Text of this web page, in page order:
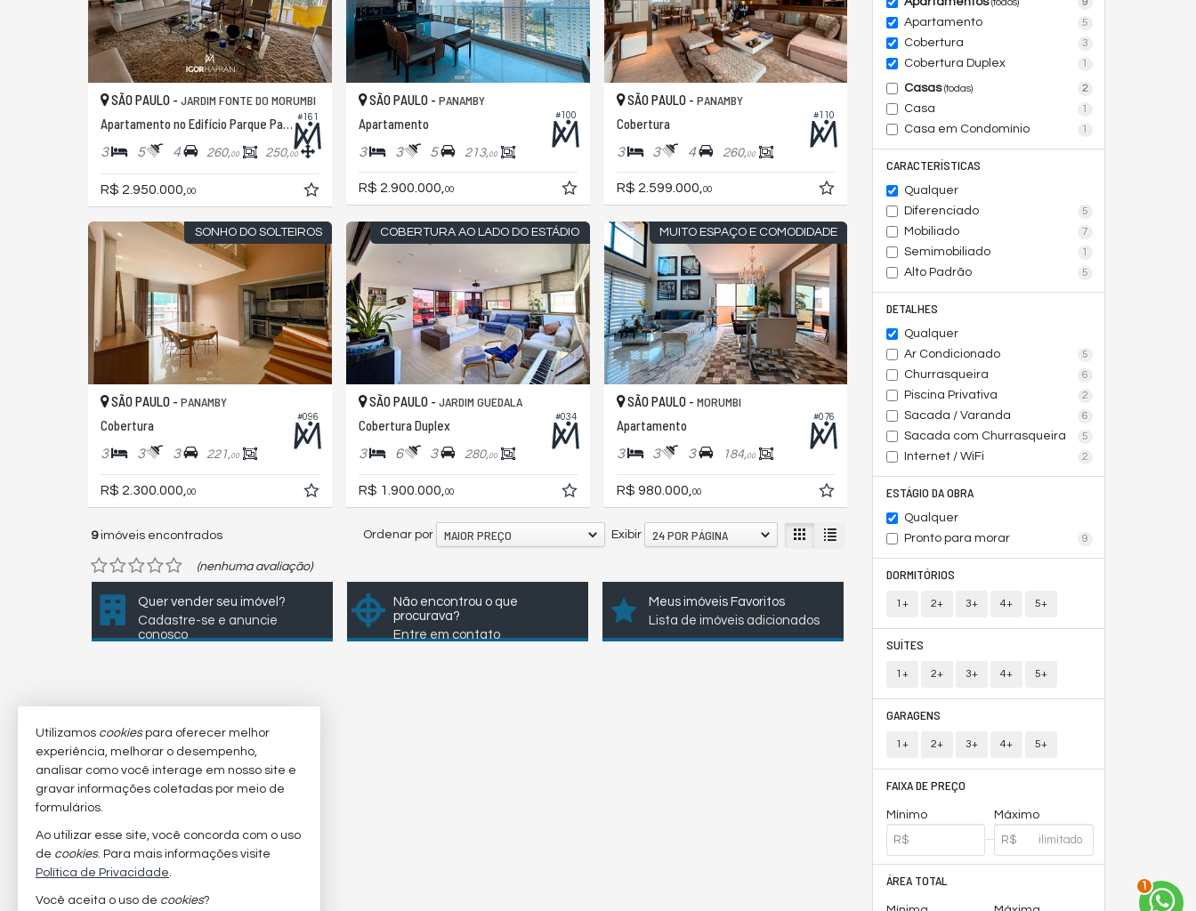
(todos)
Apartamento 5
Cobertura 3
Cobertura Duplex 1
Casas(todas) 2
Casa 1
Casa em Condomínio 1
CARACTERÍSTICAS
Qualquer
Diferenciado
5
Mobiliado 7
Semimobiliado 1
Alto Padrão 5
DETALHES
Qualquer
Ar Condicionado
5
Churrasqueira 6
Piscina Privativa 2
Sacada / Varanda 6
Sacada com Churrasqueira 5
Internet / WiFi 2
ESTÁGIO DA OBRA
Qualquer
Pronto para morar
9
DORMITÓRIOS
1+ 2+ 3+ 4+ 5+
SUÍTES
1+ 2+ 3+ 4+ 5+
GARAGENS
1+ 2+ 3+ 4+ 5+
FAIXA DE PREÇO
Mínimo Máximo
ÁREA TOTAL
#161
SÃO PAULO - JARDIM FONTE DO MORUMBI
Apartamento no Edifício Parque Panamby
3 5 4 260,00 250,00
R$ 2.950.000,00
#100
SÃO PAULO - PANAMBY
Apartamento
3 3 5 213,00
R$ 2.900.000,00
#110
SÃO PAULO - PANAMBY
Cobertura
3 3 4 260,00
R$ 2.599.000,00
SONHO DO SOLTEIROS
#096
SÃO PAULO - PANAMBY
Cobertura
3 3 3 221,00
R$ 2.300.000, 00
COBERTURA AO LADO DO ESTÁDIO
#034
SÃO PAULO - JARDIM GUEDALA
Cobertura Duplex
3 6 3 280,00
R$ 1.900.000, 00
MUITO ESPAÇO E COMODIDADE
#076
SÃO PAULO - MORUMBI
Apartamento
3 3 3 184,00
R$ 980.000, 00
9imóveis encontrados Exibir 24 POR PÁGINA
Ordenar por MAIOR PREÇO
(nenhuma avaliação)
Quer vender seu imóvel?
Cadastre-se e anuncie
conosco
Não encontrou o que
procurava?
Entre em contato
Meus imóveis Favoritos
Lista de imóveis adicionados
Utilizamos cookiespara oferecer melhor
experiência, melhorar o desempenho,
analisar como você interage em nosso site e
gravar informações coletadas por meio de
formulários.
Ao utilizar esse site, você concorda com o uso
de cookies. Para mais informações visite
Política de Privacidade.
Você aceita o uso de cookies?